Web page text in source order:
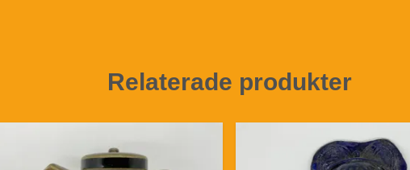
Relaterade produkter